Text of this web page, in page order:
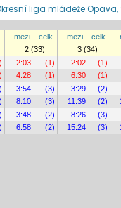
liga mládeže
mezi. celk. mezi. celk.
2 (33)
3 (34)
2:03 (1) 2:02
(1)
4:28 (1) 6:30
(1)
3:54 (3) 3:29
(2)
8:10 (3) 11:39 (2)
3:48 (2) 8:26
(3)
6:58 (2) 15:24 (3)